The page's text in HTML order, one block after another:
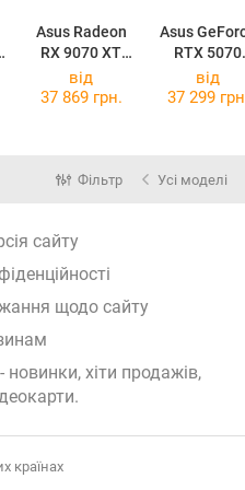
Asus Radeon
RX 9070 XT
Prime OC 16GB
Asus
RTX 5070
Prime OC
від
37 869 грн.
від
37 299
Фільтр Усі моделі
сайту
щодо сайту
новинки, хіти продажів,
.
країнах